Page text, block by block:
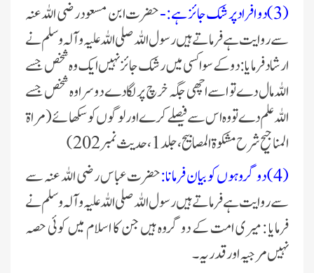
(3) دو افراد پر شک جائز ہے :-
حضرت ابن مسعود رضی اللہ عنہ
سے روایت ہے فرماتے ہیں رسول اللہ صلی اللہ علیہ وآلہ وسلم نے
ارشاد فرمایا: دو کے سوا کسی میں رشک جائز نہیں ایک وہ شخص جسے
اللہ مال دے تو اسے اچھی جگہ خرچ پر لگا دے دوسرا وہ شخص جسے
اللہ علم دے تو وہ اس سے فیصلے کرے اور لوگوں کو سکھائے(مراۃ
المناجیح شرح مشکوۃ المصابیح ، جلد 1 ، حدیث نمبر 202)
(4) دو گروہوں کو بیان فرمانا:
حضرت عباس رضی اللہ عنہ سے
سے روایت ہے فرماتے ہیں رسول اللہ صلی اللہ علیہ وآلہ وسلم نے
فرمایا : میری امت کے دو گروہ ہیں جن کا اسلام میں کوئی حصہ
نہیں مرجیہ اور قدریہ۔